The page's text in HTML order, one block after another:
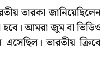
তারকা
হবে। আমরা জুম বা
ভারতীয়